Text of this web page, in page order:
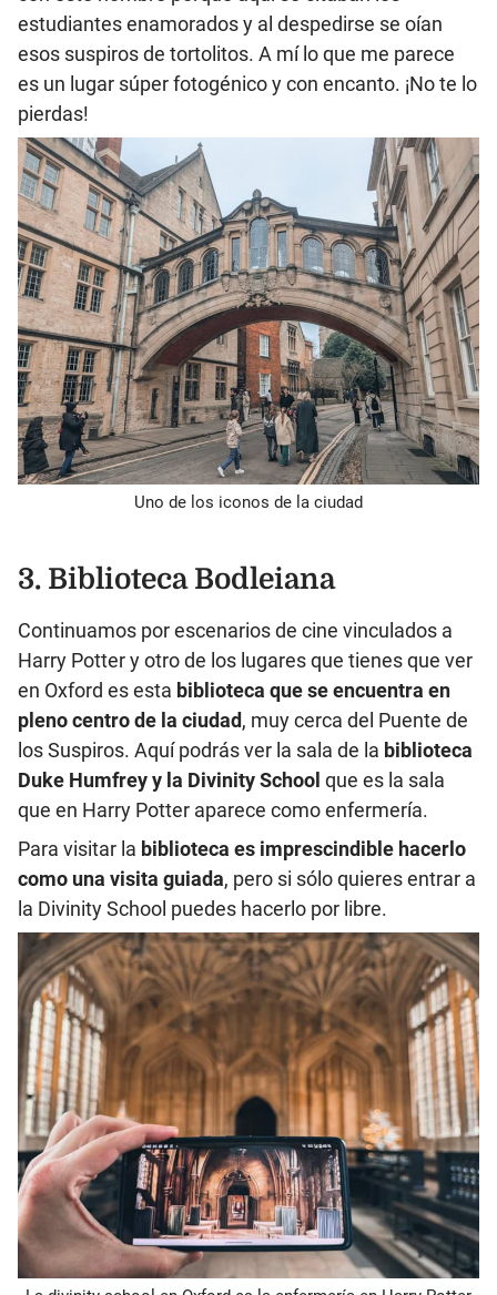
estudiantes enamorados y al despedirse se oían
esos suspiros de tortolitos. A mí lo que me parece
es un lugar súper fotogénico y con encanto. ¡No te lo
pierdas!
Uno de los iconos de la ciudad
3. Biblioteca Bodleiana
Continuamos por escenarios de cine vinculados a
Harry Potter y otro de los lugares que tienes que ver
en Oxford es esta biblioteca que se encuentra en
pleno centro de la ciudad, muy cerca del Puente de
los Suspiros. Aquí podrás ver la sala de la biblioteca
Duke Humfrey y la Divinity School que es la sala
que en Harry Potter aparece como enfermería.
Para visitar la biblioteca es imprescindible hacerlo
como una visita guiada, pero si sólo quieres entrar a
la Divinity School puedes hacerlo por libre.